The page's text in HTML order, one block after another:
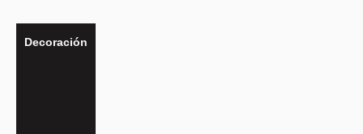
Decoración